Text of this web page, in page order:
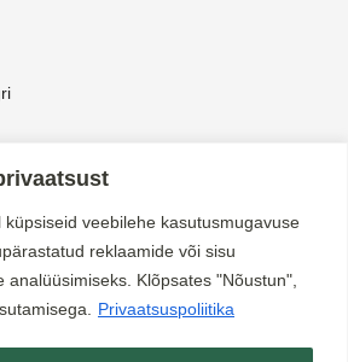
küpsiseid veebilehe kasutusmugavuse
reklaamide või sisu
analüüsimiseks. Klõpsates "Nõustun",
Privaatsuspoliitika